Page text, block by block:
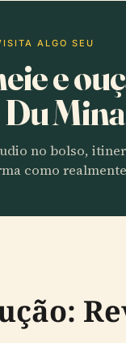
ALGO SEU
e
no bolso,
como